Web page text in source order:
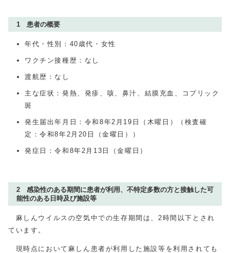
1 患者の概要
年代・性別：40歳代・女性
ワクチン接種歴：なし
渡航歴：なし
主な症状：発熱、発疹、咳、鼻汁、結膜充血、コプリック
斑
発生届出年月日：令和8年2月19日（木曜日）（検査確
定：令和8年2月20日（金曜日））
発症日：令和8年2月13日（金曜日）
2 感染性のある期間に患者が利用、不特定多数の方と接触した可
能性のある日時及び施設等
麻しんウイルスの空気中での生存期間は、2時間以下とされ
ています。
現時点において麻しん患者が利用した施設等を利用されても